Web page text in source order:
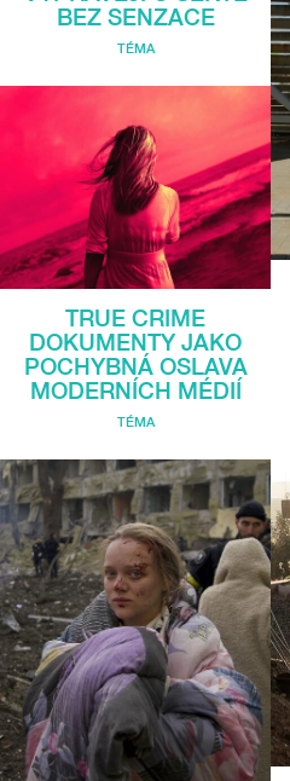
BEZ SENZACE
TÉMA
TRUE CRIME
DOKUMENTY JAKO
POCHYBNÁ OSLAVA
MODERNÍCH MÉDIÍ
TÉMA